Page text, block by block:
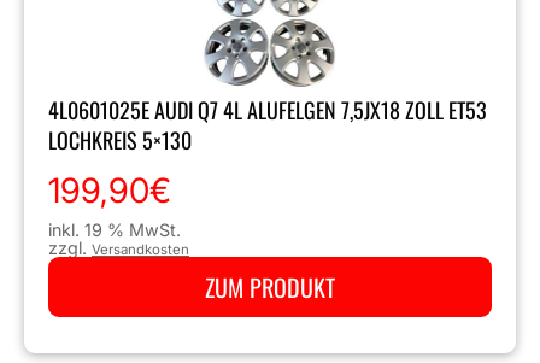
4L0601025E AUDI Q7 4L ALUFELGEN 7,5JX18 ZOLL ET53
LOCHKREIS 5×130
199,90€
inkl. 19 % MwSt.
zzgl. Versandkosten
ZUM PRODUKT